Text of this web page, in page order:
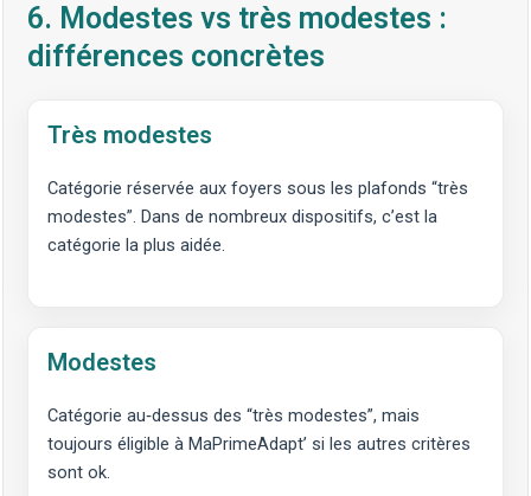
6. Modestes vs très modestes :
différences concrètes
Très modestes
Catégorie réservée aux foyers sous les plafonds “très
modestes”. Dans de nombreux dispositifs, c’est la
catégorie la plus aidée.
Modestes
Catégorie au‑dessus des “très modestes”, mais
toujours éligible à MaPrimeAdapt’ si les autres critères
sont ok.